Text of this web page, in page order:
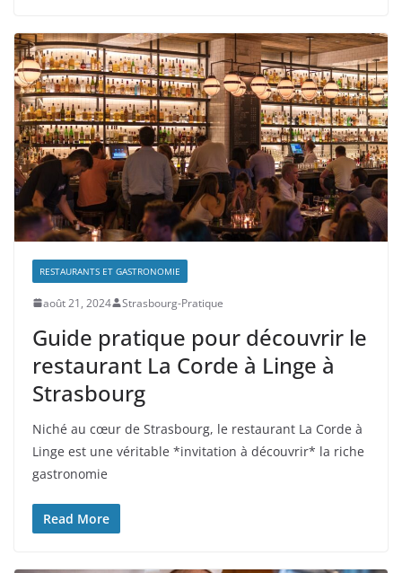
RESTAURANTS ET GASTRONOMIE
août 21, 2024 Strasbourg-Pratique
Guide pratique pour découvrir le
restaurant La Corde à Linge à
Strasbourg
Niché au cœur de Strasbourg, le restaurant La Corde à
Linge est une véritable *invitation à découvrir* la riche
gastronomie
Read More